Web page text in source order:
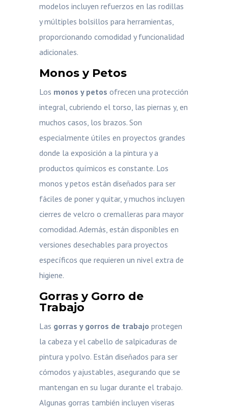
modelos incluyen refuerzos en las rodillas
y múltiples bolsillos para herramientas,
proporcionando comodidad y funcionalidad
adicionales.
Monos y Petos
Los monos y petos ofrecen una protección
integral, cubriendo el torso, las piernas y, en
muchos casos, los brazos. Son
especialmente útiles en proyectos grandes
donde la exposición a la pintura y a
productos químicos es constante. Los
monos y petos están diseñados para ser
fáciles de poner y quitar, y muchos incluyen
cierres de velcro o cremalleras para mayor
comodidad. Además, están disponibles en
versiones desechables para proyectos
específicos que requieren un nivel extra de
higiene.
Gorras y Gorro de
Trabajo
Las gorras y gorros de trabajo protegen
la cabeza y el cabello de salpicaduras de
pintura y polvo. Están diseñados para ser
cómodos y ajustables, asegurando que se
mantengan en su lugar durante el trabajo.
Algunas gorras también incluyen viseras